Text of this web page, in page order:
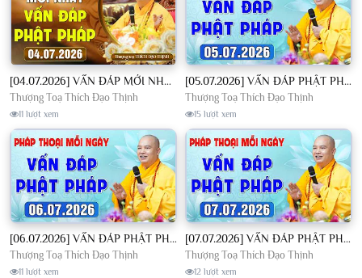
[04.07.2026] VẤN ĐÁP MỚI NHẤT - Pháp Hội Địa Tạng Chùa Khai Nguyên | TT. Thích Đạo Thịnh
Thượng Toạ Thích Đạo Thịnh
11 lượt xem
[05.07.2026] VẤN ĐÁP PHẬT PHÁP - Nghe Thầy giảng Pháp mỗi ngày CÔNG ĐỨC VÔ LƯỢNG│TT. Thích Đạo Thịnh
Thượng Toạ Thích Đạo Thịnh
15 lượt xem
[06.07.2026] VẤN ĐÁP PHẬT PHÁP - Nghe Thầy giảng Pháp mỗi ngày CÔNG ĐỨC VÔ LƯỢNG│TT. Thích Đạo Thịnh
Thượng Toạ Thích Đạo Thịnh
11 lượt xem
[07.07.2026] VẤN ĐÁP PHẬT PHÁP - Nghe Thầy giảng Pháp mỗi ngày CÔNG ĐỨC VÔ LƯỢNG│TT. Thích Đạo Thịnh
Thượng Toạ Thích Đạo Thịnh
12 lượt xem